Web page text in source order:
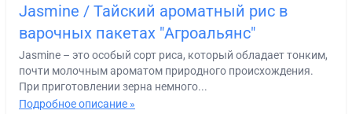
Jasmine / Тайский ароматный рис в
варочных пакетах "Агроальянс"
Jasmine – это особый сорт риса, который обладает тонким,
почти молочным ароматом природного происхождения.
При приготовлении зерна немного...
Подробное описание »